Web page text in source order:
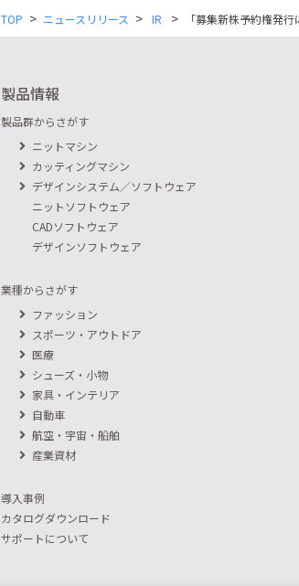
TOP > ニュースリリース > IR > 「募集新株予約権発
製品情報
製品群からさがす
ニットマシン
カッティングマシン
デザインシステム／ソフトウェア
ニットソフトウェア
CADソフトウェア
デザインソフトウェア
業種からさがす
ファッション
スポーツ・アウトドア
医療
シューズ・小物
家具・インテリア
自動車
航空・宇宙・船舶
産業資材
導入事例
カタログダウンロード
サポートについて